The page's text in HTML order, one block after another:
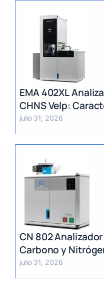
EMA 402XL
CHNS Velp:
Heterogéneas y
julio 31, 2026
CN 802
Carbono y
Determinación
Dumas (TC, TOC,
julio 31, 2026